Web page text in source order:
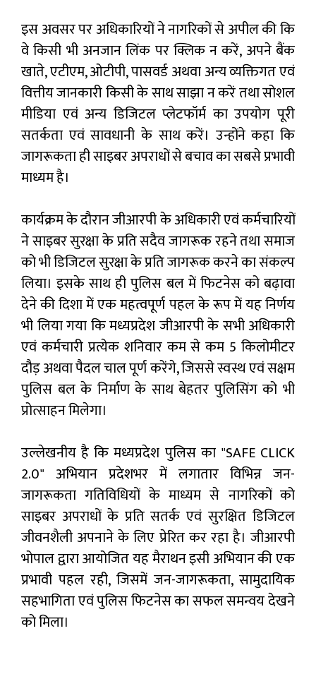
इस अवसर पर अधिकारियों ने नागरिकों से अपील की कि
वे किसी भी अनजान लिंक पर क्लिक न करें, अपने बैंक
खाते, एटीएम, ओटीपी, पासवर्ड अथवा अन्य व्यक्तिगत एवं
वित्तीय जानकारी किसी के साथ साझा न करें तथा सोशल
मीडिया एवं अन्य डिजिटल प्लेटफॉर्म का उपयोग पूरी
सतर्कता एवं सावधानी के साथ करें। उन्होंने कहा कि
जागरूकता ही साइबर अपराधों से बचाव का सबसे प्रभावी
माध्यम है।
कार्यक्रम के दौरान जीआरपी के अधिकारी एवं कर्मचारियों
ने साइबर सुरक्षा के प्रति सदैव जागरूक रहने तथा समाज
को भी डिजिटल सुरक्षा के प्रति जागरूक करने का संकल्प
लिया। इसके साथ ही पुलिस बल में फिटनेस को बढ़ावा
देने की दिशा में एक महत्वपूर्ण पहल के रूप में यह निर्णय
भी लिया गया कि मध्यप्रदेश जीआरपी के सभी अधिकारी
एवं कर्मचारी प्रत्येक शनिवार कम से कम 5 किलोमीटर
दौड़ अथवा पैदल चाल पूर्ण करेंगे, जिससे स्वस्थ एवं सक्षम
पुलिस बल के निर्माण के साथ बेहतर पुलिसिंग को भी
प्रोत्साहन मिलेगा।
उल्लेखनीय है कि मध्यप्रदेश पुलिस का "SAFE CLICK
2.0" अभियान प्रदेशभर में लगातार विभिन्न जन-
जागरूकता गतिविधियों के माध्यम से नागरिकों को
साइबर अपराधों के प्रति सतर्क एवं सुरक्षित डिजिटल
जीवनशैली अपनाने के लिए प्रेरित कर रहा है। जीआरपी
भोपाल द्वारा आयोजित यह मैराथन इसी अभियान की एक
प्रभावी पहल रही, जिसमें जन-जागरूकता, सामुदायिक
सहभागिता एवं पुलिस फिटनेस का सफल समन्वय देखने
को मिला।